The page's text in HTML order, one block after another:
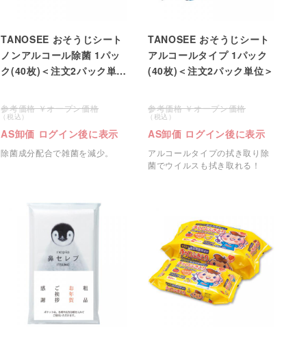
TANOSEE おそうじシート
ノンアルコール除菌 1パッ
ク(40枚)＜注文2パック単位
オープン価格
AS卸価 ログイン後に表示
除菌成分配合で雑菌を減少。
TANOSEE おそうじシート
アルコールタイプ 1パック
(40枚)＜注文2パック単位＞
オープン価格
AS卸価 ログイン後に表示
アルコールタイプの拭き取り除
菌でウイルスも拭き取れる！